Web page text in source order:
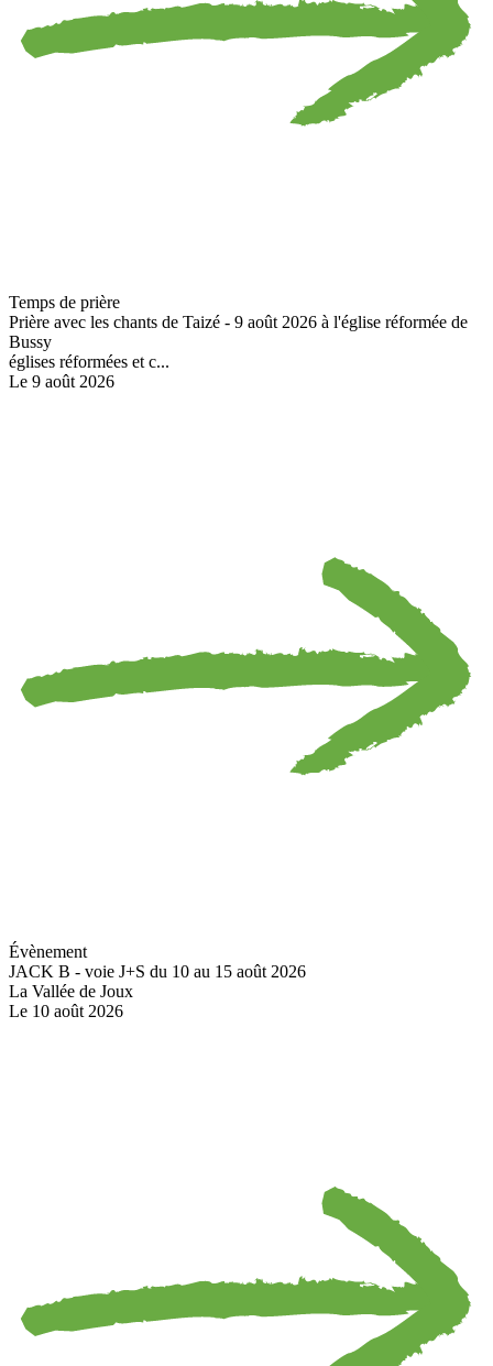
Temps de prière
Prière avec les chants de Taizé - 9 août 2026 à l'église réformée de
Bussy
églises réformées et c...
Le 9 août 2026
Évènement
JACK B - voie J+S du 10 au 15 août 2026
La Vallée de Joux
Le 10 août 2026